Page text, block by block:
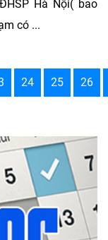
Hà Nội( bao
có ...
24 25 26